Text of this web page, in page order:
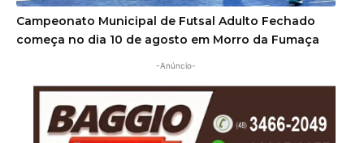
Campeonato Municipal de Futsal Adulto Fechado
começa no dia 10 de agosto em Morro da Fumaça
-Anúncio-